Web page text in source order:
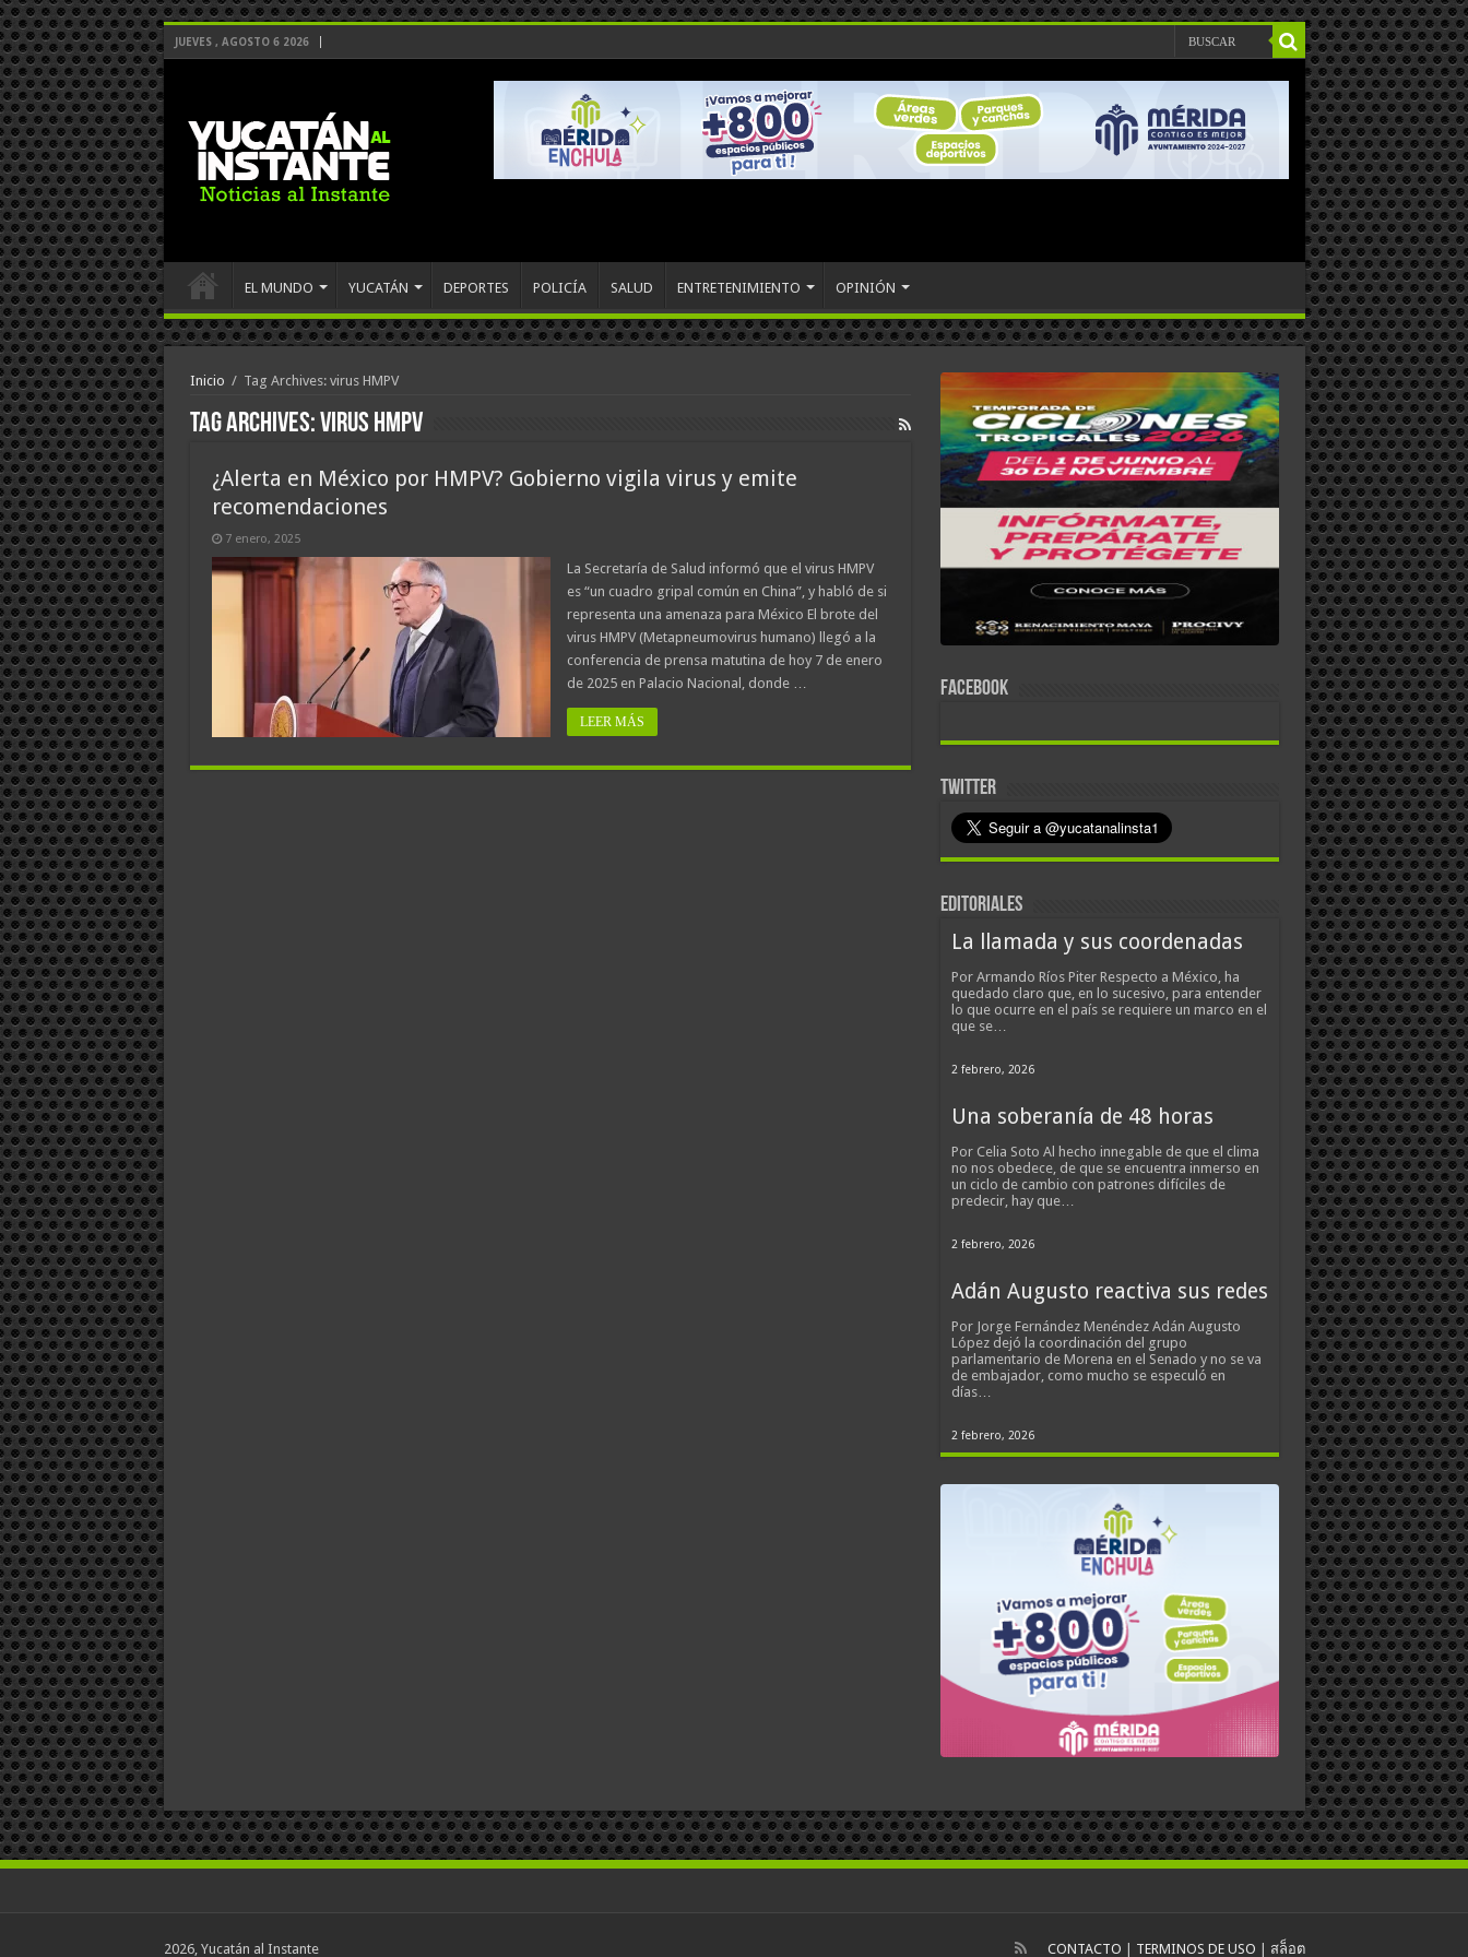
JUEVES , AGOSTO 6 2026
EL MUNDO YUCATÁN DEPORTES POLICÍA SALUD ENTRETENIMIENTO OPINIÓN
Inicio / Tag Archives: virus HMPV
Tag Archives:virus HMPV
¿Alerta en México por HMPV? Gobierno vigila virus y emite
recomendaciones
7 enero, 2025
La Secretaría de Salud informó que el virus HMPV
es “un cuadro gripal común en China”, y habló de si
representa una amenaza para México El brote del
virus HMPV (Metapneumovirus humano) llegó a la
conferencia de prensa matutina de hoy 7 de enero
de 2025 en Palacio Nacional, donde …
LEER MÁS
FACEBOOK
TWITTER
EDITORIALES
La llamada y sus coordenadas
Por Armando Ríos Piter Respecto a México, ha
quedado claro que, en lo sucesivo, para entender
lo que ocurre en el país se requiere un marco en el
que se…
2 febrero, 2026
Una soberanía de 48 horas
Por Celia Soto Al hecho innegable de que el clima
no nos obedece, de que se encuentra inmerso en
un ciclo de cambio con patrones difíciles de
predecir, hay que…
2 febrero, 2026
Adán Augusto reactiva sus redes
Por Jorge Fernández Menéndez Adán Augusto
López dejó la coordinación del grupo
parlamentario de Morena en el Senado y no se va
de embajador, como mucho se especuló en
días…
2 febrero, 2026
CONTACTO TERMINOS DE USO สล็อต
2026, Yucatán al Instante